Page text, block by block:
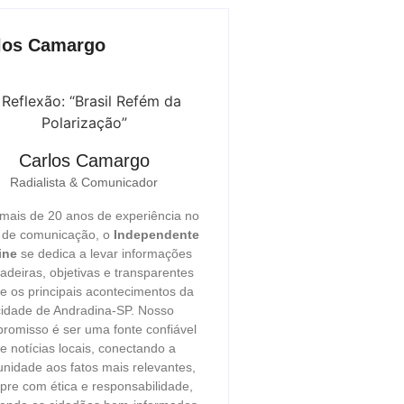
Camargo
Carlos Camargo
Radialista & Comunicador
de 20 anos de experiência no
comunicação, o Independente
se dedica a levar informações
objetivas e transparentes
os principais acontecimentos da
de Andradina-SP. Nosso
é ser uma fonte confiável
notícias locais, conectando a
aos fatos mais relevantes,
com ética e responsabilidade,